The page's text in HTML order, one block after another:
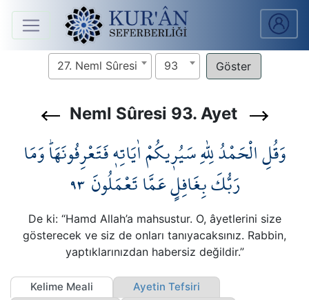
Anasayfa
Ders
Notları
Seferberliği
27. Neml Sûresi 93
Neml Sûresi 93. Ayet
وَقُلِ الْحَمْدُ لِلّٰهِ سَيُر۪يكُمْ اٰيَاتِه۪ فَتَعْرِفُونَهَاۜ وَمَا
رَبُّكَ بِغَافِلٍ عَمَّا تَعْمَلُونَ٩٣
De ki: “Hamd Allah’a mahsustur. O, âyetlerini size
gösterecek ve siz de onları tanıyacaksınız. Rabbin,
yaptıklarınızdan habersiz değildir.”
Kelime Meali
Ayetin Tefsiri